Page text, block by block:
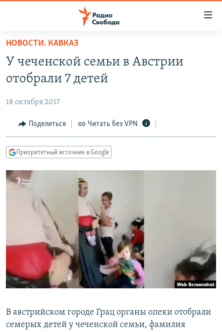
упрощенного
доступа
Вернуться
основному
Вернутся
главной
навигации
Вернутся
ПОДКАСТЫ
АВТОРСКИЕ ПРОЕКТЫ
ЦИТАТЫ СВОБОДЫ
МНЕНИЯ
IDEL.РЕАЛИИ
КАВКАЗ.РЕАЛИИ
СИБИРЬ.РЕАЛИИ
РАСПИСАНИЕ ВЕЩАНИЯ
ПОДПИШИТЕСЬ НА РАССЫЛКУ
СОЦИАЛЬНЫЕ СЕТИ
НОВОСТИ. КАВКАЗ
У чеченской семьи в Австрии
отобрали 7 детей
18 октября 2017
Поделиться Читать без VPN
Приоритетный источник в Google
В австрийском городе Грац органы опеки отобрали
семерых детей у чеченской семьи, фамилия